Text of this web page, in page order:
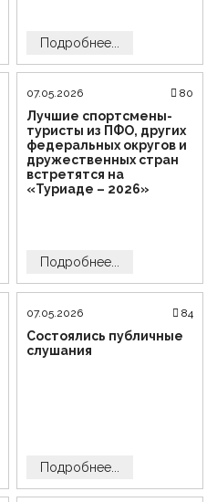
Подробнее...
07.05.2026 80
Лучшие спортсмены-
туристы из ПФО, других
федеральных округов и
дружественных стран
встретятся на
«Туриаде – 2026»
Подробнее...
07.05.2026 84
Состоялись публичные
слушания
Подробнее...